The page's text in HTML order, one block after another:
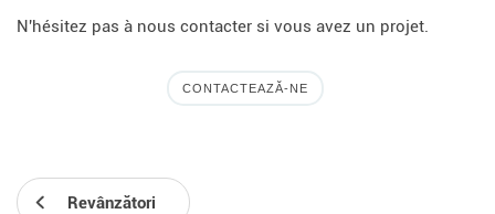
N'hésitez pas à nous contacter si vous avez un projet.
CONTACTEAZĂ-NE
Revânzători